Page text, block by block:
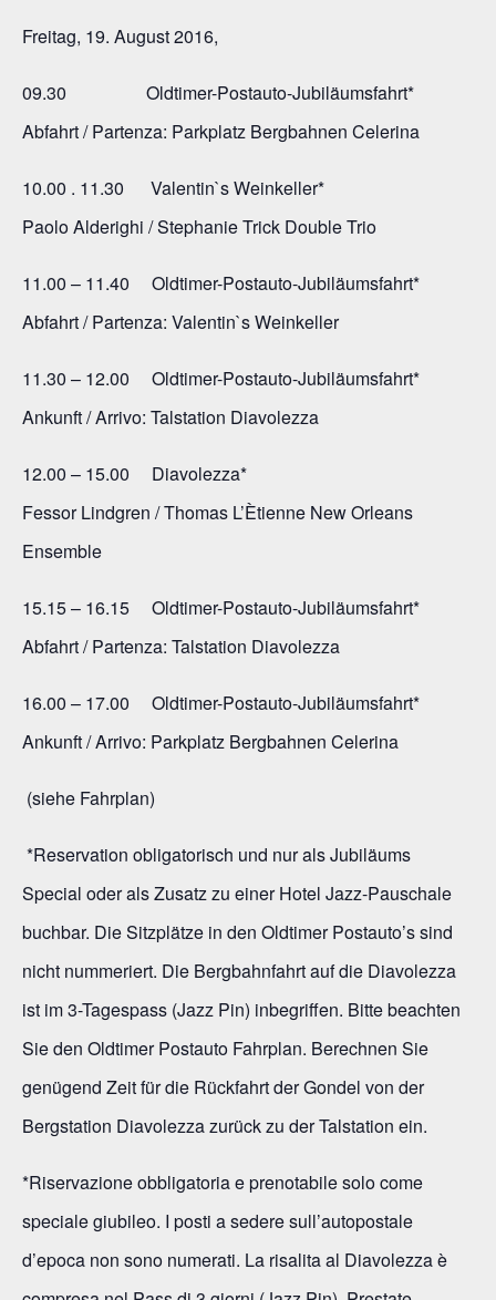
Freitag, 19. August 2016,
09.30 Oldtimer-Postauto-Jubiläumsfahrt*
Abfahrt / Partenza: Parkplatz Bergbahnen Celerina
10.00 . 11.30 Valentin`s Weinkeller*
Paolo Alderighi / Stephanie Trick Double Trio
11.00 – 11.40 Oldtimer-Postauto-Jubiläumsfahrt*
Abfahrt / Partenza: Valentin`s Weinkeller
11.30 – 12.00 Oldtimer-Postauto-Jubiläumsfahrt*
Ankunft / Arrivo: Talstation Diavolezza
12.00 – 15.00 Diavolezza*
Fessor Lindgren / Thomas L’Ètienne New Orleans
Ensemble
15.15 – 16.15 Oldtimer-Postauto-Jubiläumsfahrt*
Abfahrt / Partenza: Talstation Diavolezza
16.00 – 17.00 Oldtimer-Postauto-Jubiläumsfahrt*
Ankunft / Arrivo: Parkplatz Bergbahnen Celerina
(siehe Fahrplan)
*Reservation obligatorisch und nur als Jubiläums
Special oder als Zusatz zu einer Hotel Jazz-Pauschale
buchbar. Die Sitzplätze in den Oldtimer Postauto’s sind
nicht nummeriert. Die Bergbahnfahrt auf die Diavolezza
ist im 3-Tagespass (Jazz Pin) inbegriffen. Bitte beachten
Sie den Oldtimer Postauto Fahrplan. Berechnen Sie
genügend Zeit für die Rückfahrt der Gondel von der
Bergstation Diavolezza zurück zu der Talstation ein.
*Riservazione obbligatoria e prenotabile solo come
speciale giubileo. I posti a sedere sull’autopostale
d’epoca non sono numerati. La risalita al Diavolezza è